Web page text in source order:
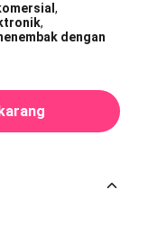
,
,
dengan